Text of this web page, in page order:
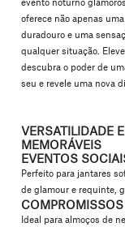
evento noturno
oferece não apenas
duradouro e uma
qualquer situação.
descubra o poder de
seu e revele uma nova
VERSATILIDADE
MEMORÁVEIS
EVENTOS
Perfeito para jantares
de glamour e requinte,
Ideal para almoços de